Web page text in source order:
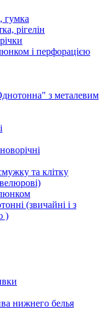
гумка
рігелін
і перфорацією
з металевим
та клітку
(звичайні і з
)
нижнего белья